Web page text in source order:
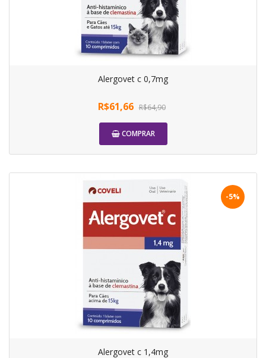
Alergovet c 0,7mg
R$61,66 R$64,90
COMPRAR
-5%
Alergovet c 1,4mg